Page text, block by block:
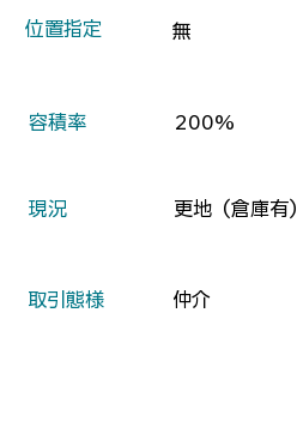
​位置指定 無
200%
​容積率
更地（倉庫有
​現況
仲介
​取引態様